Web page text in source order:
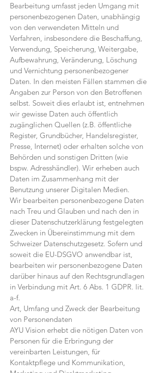
Bearbeitung umfasst jeden Umgang mit
personenbezogenen Daten, unabhängig
von den verwendeten Mitteln und
Verfahren, insbesondere die Beschaffung,
Verwendung, Speicherung, Weitergabe,
Aufbewahrung, Veränderung, Löschung
und Vernichtung personenbezogener
Daten. In den meisten Fällen stammen die
Angaben zur Person von den Betroffenen
selbst. Soweit dies erlaubt ist, entnehmen
wir gewisse Daten auch öffentlich
zugänglichen Quellen (z.B. öffentliche
Register, Grundbücher, Handelsregister,
Presse, Internet) oder erhalten solche von
Behörden und sonstigen Dritten (wie
bspw. Adresshändler). Wir erheben auch
Daten im Zusammenhang mit der
Benutzung unserer Digitalen Medien.
Wir bearbeiten personenbezogene Daten
nach Treu und Glauben und nach den in
dieser Daten­schutzerklärung festgelegten
Zwecken in Übereinstimmung mit dem
Schweizer Daten­schutz­­gesetz. Sofern und
soweit die EU-DSGVO anwendbar ist,
bearbeiten wir personen­bezogene Daten
darüber hinaus auf den Rechtsgrundlagen
in Verbindung mit Art. 6 Abs. 1 GDPR. lit.
a-f.
Art, Umfang und Zweck der Bearbeitung
von Personendaten
AYU Vision erhebt die nötigen Daten von
Personen für die Erbringung der
vereinbarten Leistungen, für
Kontaktpflege und Kommunikation,